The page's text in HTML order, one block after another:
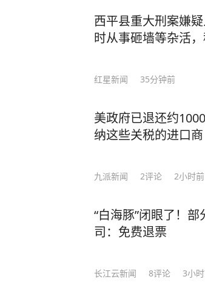
西平县重大刑案嫌
时从事砸墙等杂活
红星新闻 35分钟前
美政府已退还约
纳这些关税的进口商
九派新闻 2评论 2小时前
“白海豚”闭眼了！
司：免费退票
长江云新闻 8评论 3小